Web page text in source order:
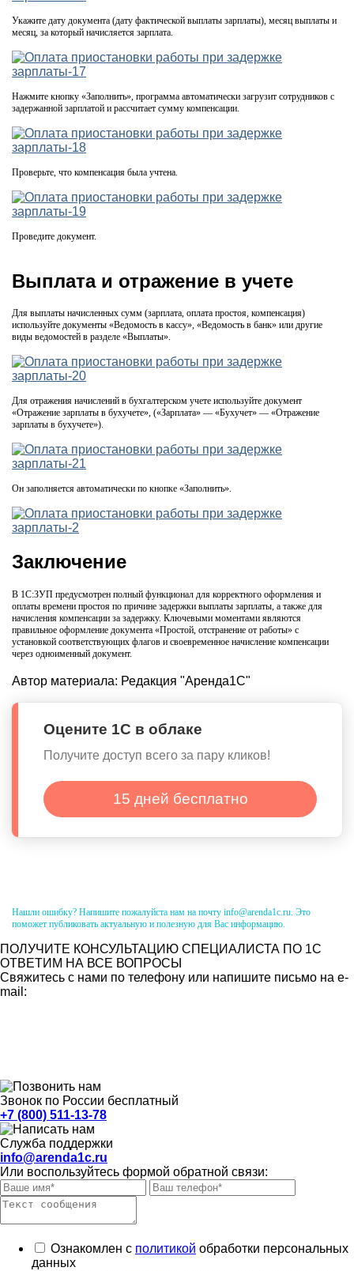
Укажите дату документа (дату фактической выплаты зарплаты), месяц выплаты и
месяц, за который начисляется зарплата.
Нажмите кнопку «Заполнить», программа автоматически загрузит сотрудников с
задержанной зарплатой и рассчитает сумму компенсации.
Проверьте, что компенсация была учтена.
Проведите документ.
Выплата и отражение в учете
Для выплаты начисленных сумм (зарплата, оплата простоя, компенсация)
используйте документы «Ведомость в кассу», «Ведомость в банк» или другие
виды ведомостей в разделе «Выплаты».
Для отражения начислений в бухгалтерском учете используйте документ
«Отражение зарплаты в бухучете», («Зарплата» — «Бухучет» — «Отражение
зарплаты в бухучете»).
Он заполняется автоматически по кнопке «Заполнить».
Заключение
В 1С:ЗУП предусмотрен полный функционал для корректного оформления и
оплаты времени простоя по причине задержки выплаты зарплаты, а также для
начисления компенсации за задержку. Ключевыми моментами являются
правильное оформление документа «Простой, отстранение от работы» с
установкой соответствующих флагов и своевременное начисление компенсации
через одноименный документ.
Автор материала: Редакция "Аренда1С"
Оцените 1С в облаке
Получите доступ всего за пару кликов!
15 дней бесплатно
Нашли ошибку? Напишите пожалуйста нам на почту info@arenda1c.ru. Это
поможет публиковать актуальную и полезную для Вас информацию.
ПОЛУЧИТЕ КОНСУЛЬТАЦИЮ СПЕЦИАЛИСТА ПО 1С
ОТВЕТИМ НА ВСЕ ВОПРОСЫ
Свяжитесь с нами по телефону или напишите письмо на e-
mail:
Звонок по России бесплатный
+7 (800) 511-13-78
Служба поддержки
info@arenda1c.ru
Или воспользуйтесь формой обратной связи:
Ознакомлен с политикой обработки персональных
данных